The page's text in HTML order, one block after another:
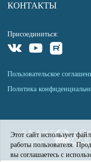
Этот сайт использует
работы пользователя.
вы соглашаетесь с
КОНТАКТЫ
Присоединиться:
Пользовательское
Политика